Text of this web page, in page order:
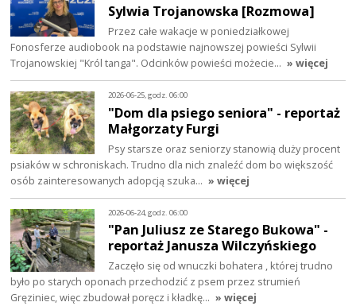
Sylwia Trojanowska [Rozmowa]
Przez całe wakacje w poniedziałkowej
Fonosferze audiobook na podstawie najnowszej powieści Sylwii
Trojanowskiej "Król tanga". Odcinków powieści możecie… » więcej
2026-06-25, godz. 06:00
"Dom dla psiego seniora" - reportaż
Małgorzaty Furgi
Psy starsze oraz seniorzy stanowią duży procent
psiaków w schroniskach. Trudno dla nich znaleźć dom bo większość
osób zainteresowanych adopcją szuka… » więcej
2026-06-24, godz. 06:00
"Pan Juliusz ze Starego Bukowa" -
reportaż Janusza Wilczyńskiego
Zaczęło się od wnuczki bohatera , której trudno
było po starych oponach przechodzić z psem przez strumień
Gręziniec, więc zbudował poręcz i kładkę… » więcej